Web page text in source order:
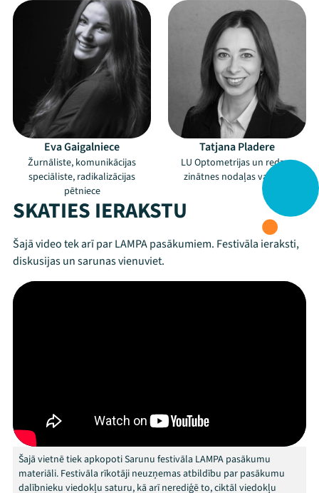
Eva Gaigalniece
Žurnāliste, komunikācijas
speciāliste, radikalizācijas
pētniece
Tatjana Pladere
LU Optometrijas un redzes
zinātnes nodaļas vadītāja
SKATIES IERAKSTU
Šajā video tek arī par LAMPA pasākumiem. Festivāla ieraksti,
diskusijas un sarunas vienuviet.
Šajā vietnē tiek apkopoti Sarunu festivāla LAMPA pasākumu
materiāli. Festivāla rīkotāji neuzņemas atbildību par pasākumu
dalībnieku viedokļu saturu, kā arī nerediģē to, ciktāl viedokļu